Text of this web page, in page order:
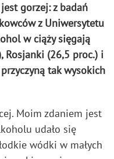
gorzej: z badań
z Uniwersytetu
w ciąży sięgają
Rosjanki (26,5 proc.) i
tak wysokich
Moim zdaniem jest
udało się
wódki w małych